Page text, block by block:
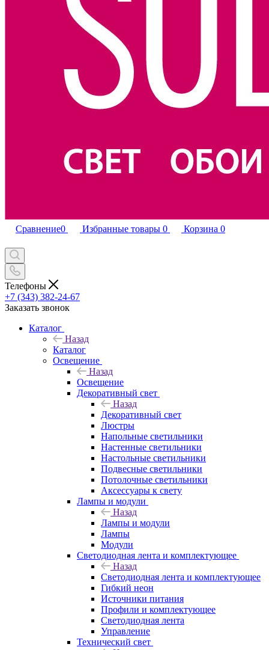
Сравнение0 Избранные товары 0 Корзина 0
Телефоны
+7 (343) 382-24-67
Заказать звонок
Каталог
Назад
Каталог
Освещение
Назад
Освещение
Декоративный свет
Назад
Декоративный свет
Люстры
Напольные светильники
Настенные светильники
Настольные светильники
Подвесные светильники
Потолочные светильники
Аксессуары к свету
Лампы и модули
Назад
Лампы и модули
Лампы
Модули
Светодиодная лента и комплектующее
Назад
Светодиодная лента и комплектующее
Гибкий неон
Источники питания
Профили и комплектующее
Светодиодная лента
Управление
Технический свет